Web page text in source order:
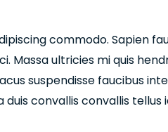
commodo. Sapien
Massa ultricies mi quis
suspendisse faucibus
convallis convallis